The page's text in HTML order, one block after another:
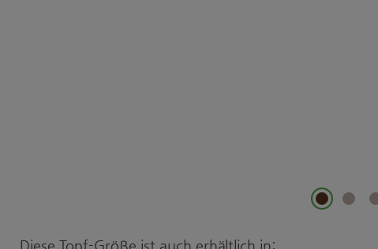
Produktgalerie überspringen
Diese Topf-Größe ist auch erhältlich in: